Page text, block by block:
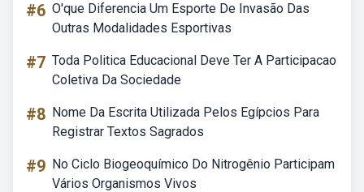
#6 O'que Diferencia Um Esporte De Invasão Das
Outras Modalidades Esportivas
#7 Toda Politica Educacional Deve Ter A Participacao
Coletiva Da Sociedade
#8 Nome Da Escrita Utilizada Pelos Egípcios Para
Registrar Textos Sagrados
#9 No Ciclo Biogeoquímico Do Nitrogênio Participam
Vários Organismos Vivos